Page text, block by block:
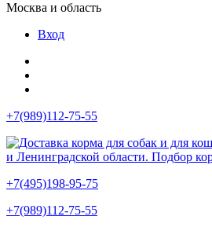
Москва и область
Вход
+7(989)112-75-55
+7(495)198-95-75
+7(989)112-75-55